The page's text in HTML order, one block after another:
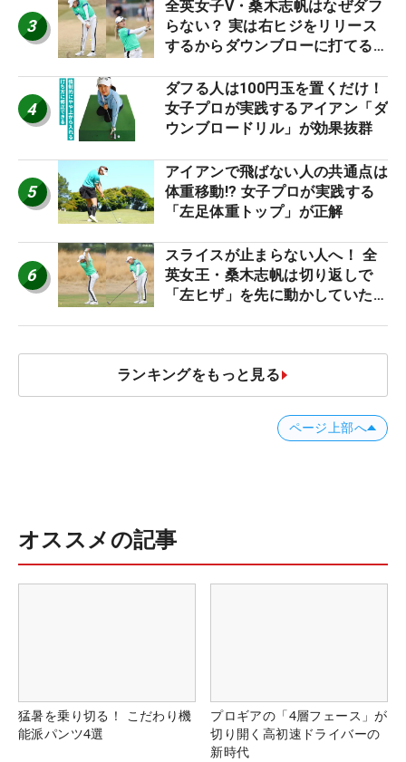
3
全英女子V・桑木志帆はなぜダフ
らない？ 実は右ヒジをリリース
するからダウンブローに打てる #
4
ダフる人は100円玉を置くだけ！
女子プロが実践するアイアン「ダ
ウンブロードリル」が効果抜群
5
アイアンで飛ばない人の共通点は
体重移動!? 女子プロが実践する
「左足体重トップ」が正解
6
スライスが止まらない人へ！ 全
英女王・桑木志帆は切り返しで
「左ヒザ」を先に動かしていた
ランキングをもっと見る
ページ上部へ
オススメの記事
猛暑を乗り切る！ こだわり機
能派パンツ4選
プロギアの「4層フェース」が
切り開く高初速ドライバーの
新時代